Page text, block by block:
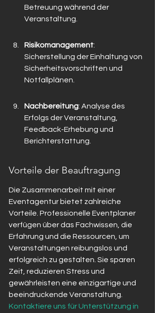
Betreuung während der
Veranstaltung.
Risikomanagement:
Sicherstellung der Einhaltung von
Sicherheitsvorschriften und
Notfallplänen.
Nachbereitung: Analyse des
Erfolgs der Veranstaltung,
Feedback-Erhebung und
Berichterstattung.
Vorteile der Beauftragung
Die Zusammenarbeit mit einer
Eventagentur bietet zahlreiche
Vorteile. Professionelle Eventplaner
verfügen über das Fachwissen, die
Erfahrung und die Ressourcen, um
Veranstaltungen reibungslos und
erfolgreich zu gestalten. Sie sparen
Zeit, reduzieren Stress und
gewährleisten eine einzigartige und
beeindruckende Veranstaltung.
Kontaktiere uns für Unterstützung in